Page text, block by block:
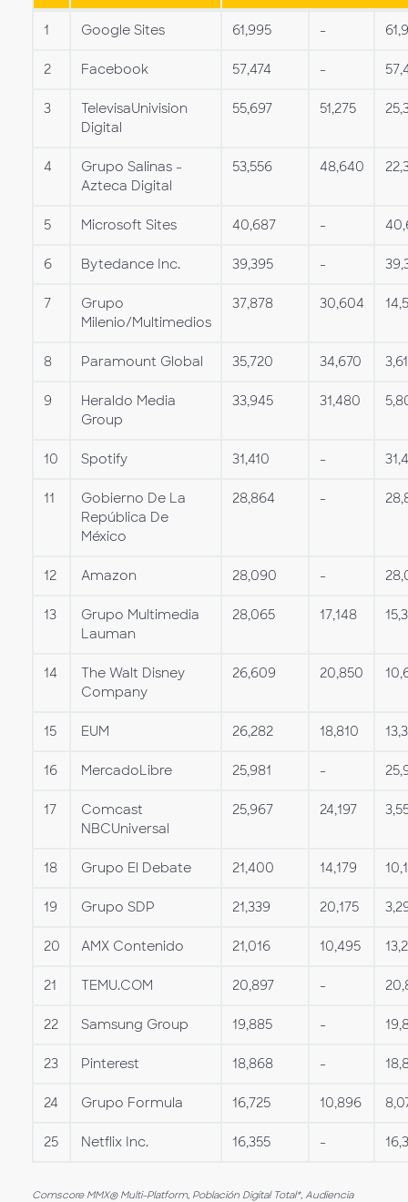
1 Google Sites 61,995 -
2 Facebook 57,474 -
3
TelevisaUnivision
Digital
55,697 51,275
4
Grupo Salinas -
Azteca Digital
53,556 48,640
5 Microsoft Sites 40,687 -
6 Bytedance Inc. 39,395 -
7
Grupo
Milenio/Multimedios
37,878 30,604
8 Paramount Global 35,720 34,670
9
Heraldo Media
Group
33,945 31,480
10 Spotify 31,410 -
11
Gobierno De La
República De
México
28,864 -
12 Amazon 28,090 -
13
Grupo Multimedia
Lauman
28,065 17,148
14
The Walt Disney
Company
26,609 20,850
15 EUM 26,282 18,810
16 MercadoLibre 25,981 -
17
Comcast
NBCUniversal
25,967 24,197
18 Grupo El Debate 21,400 14,179
19 Grupo SDP 21,339 20,175
20 AMX Contenido 21,016 10,495
21 TEMU.COM 20,897 -
22 Samsung Group 19,885 -
23 Pinterest 18,868 -
24 Grupo Formula 16,725 10,896
25 Netflix Inc. 16,355 -
Comscore MMX® Multi-Platform, Población Digital Total*, Audiencia